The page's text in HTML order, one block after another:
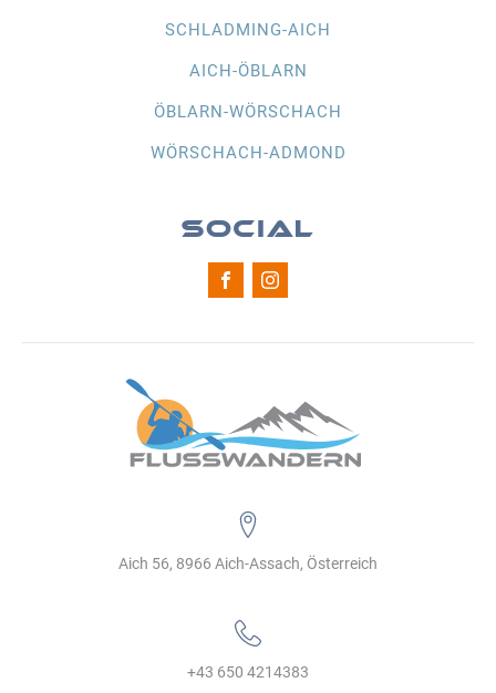
SCHLADMING-AICH
AICH-ÖBLARN
ÖBLARN-WÖRSCHACH
WÖRSCHACH-ADMOND
SOCIAL
Aich 56, 8966 Aich-Assach, Österreich
+43 650 4214383‬